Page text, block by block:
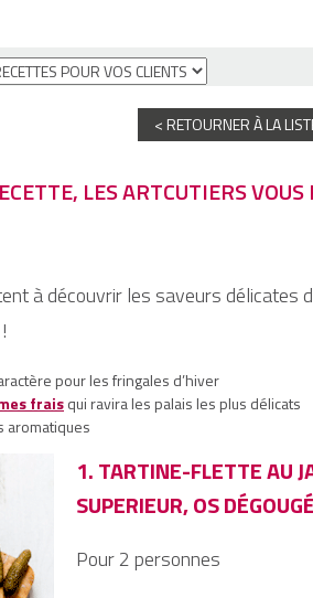
< RETOURNER À LA
LES ARTCUTIERS VOUS
à découvrir les saveurs délicates
pour les fringales d’hiver
fraisqui ravira les palais les plus délicats
aromatiques
1. TARTINE-FLETTE AU
SUPERIEUR, OS DÉGOUGÉ
Pour 2 personnes